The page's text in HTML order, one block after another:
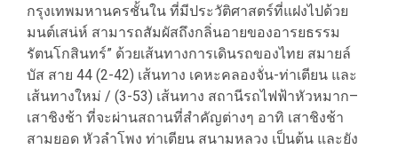
กรุงเทพมหานครชั้นใน ที่มีประวัติศาสตร์ที่แฝงไปด้วย
มนต์เสน่ห์ สามารถสัมผัสถึงกลิ่นอายของอารยธรรม
รัตนโกสินทร์” ด้วยเส้นทางการเดินรถของไทย สมายล์
บัส สาย 44 (2-42) เส้นทาง เคหะคลองจั่น-ท่าเตียน และ
เส้นทางใหม่ / (3-53) เส้นทาง สถานีรถไฟฟ้าหัวหมาก–
เสาชิงช้า ที่จะผ่านสถานที่สำคัญต่างๆ อาทิ เสาชิงช้า
สามยอด หัวลำโพง ท่าเตียน สนามหลวง เป็นต้น และยัง